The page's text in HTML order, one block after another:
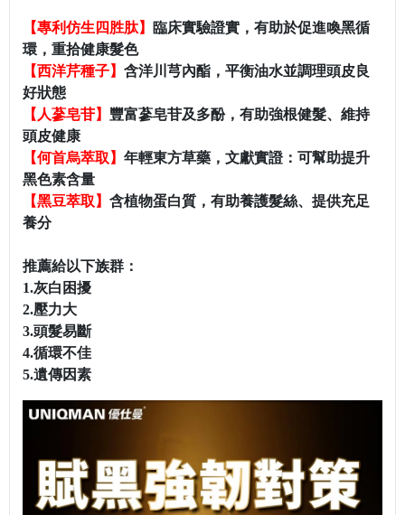
【專利仿生四胜肽】
臨床實驗證實，有助於促進喚黑循
環，重拾健康髮色
【西洋芹種子】 含洋川芎內酯，平衡油水並調理頭皮良
好狀態
【人蔘皂苷】 豐富蔘皂苷及多酚，有助強根健髮、維持
頭皮健康
【何首烏萃取】 年輕東方草藥，文獻實證：可幫助提升
黑色素含量
【黑豆萃取】 含植物蛋白質，有助養護髮絲、提供充足
養分
推薦給以下族群：
1.灰白困擾
2.壓力大
3.頭髮易斷
4.循環不佳
5.遺傳因素